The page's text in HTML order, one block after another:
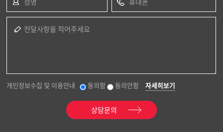
전달사항을 적어주세요
개인정보수집 및 이용안내 동의함 동의안함 자세히보기
상담문의